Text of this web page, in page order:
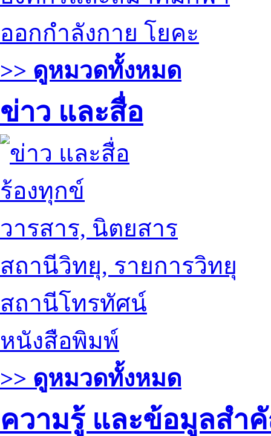
ออกกำลังกาย โยคะ
>> ดูหมวดทั้งหมด
ข่าว และสื่อ
ร้องทุกข์
วารสาร, นิตยสาร
สถานีวิทยุ, รายการวิทยุ
สถานีโทรทัศน์
หนังสือพิมพ์
>> ดูหมวดทั้งหมด
ความรู้ และข้อมูลสำ